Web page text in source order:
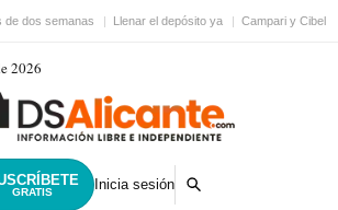
de dos semanas Llenar el depósito ya Campari y
2026
GRATIS Inicia sesión